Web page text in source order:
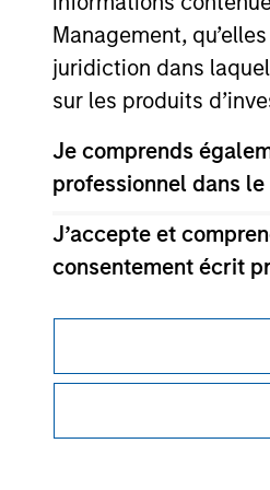
Management,
juridiction dans
sur les produits
Je comprends
professionnel dans
J’accepte et
consentement écrit
Les informations ou
offre de vente ou
proposés ni vendus
lois de ladite
Les utilisateurs sont invités à